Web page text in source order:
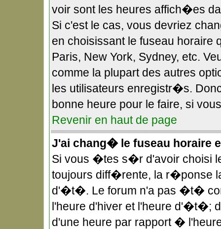
voir sont les heures affich�es
Si c'est le cas, vous devriez
en choisissant le fuseau horaire
Paris, New York, Sydney, etc.
comme la plupart des autres
les utilisateurs enregistr�s.
bonne heure pour le faire, si
Revenir en haut de page
J'ai chang� le fuseau horaire
Si vous �tes s�r d'avoir choisi
toujours diff�rente, la r�ponse
d'�t�. Le forum n'a pas �t�
l'heure d'hiver et l'heure
d'une heure par rapport �